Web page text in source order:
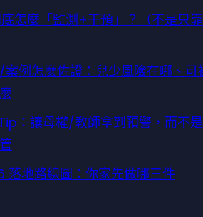
怎麼「監測+干預」？（不是只
例怎麼佐證：兒少風險在哪、可
：讓母權/教師拿到預警，而不
落地路線圖：你家先做哪三件